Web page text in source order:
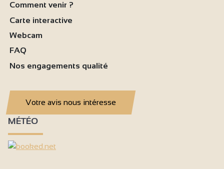
Comment venir ?
Carte interactive
Webcam
FAQ
Nos engagements qualité
Votre avis nous intéresse
MÉTÉO